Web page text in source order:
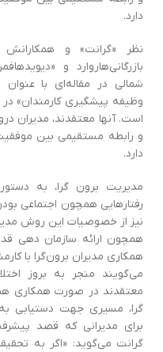
دارد.
نظر «گرانت» و همکارانش
بازرگانی‌هاروارد و
شمالی در مقاله‌اي با
وظیفه پیشگیری کارمندان»
است‌. آنها معتقدند‌، مدیران
و رابطه مستقیمي‌ بین
دارد.
مدیریت برون گرا‌، به
رفتارهایی همچون اجتماعی
نیز از خصوصیات‌ اين روش
همچون ارائه سازمان دهی
همکاری مدیران برون‌گرا با
می‌گویند منجر به بروز
معتقدند در صورت همکاری
گرا‌، مسیری جهت دستیابی
برای مدیرانی که قصد
گرانت می‌گوید: «اگر به